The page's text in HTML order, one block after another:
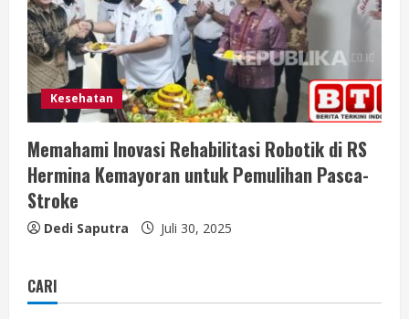
Kesehatan
Memahami Inovasi Rehabilitasi Robotik di RS
Hermina Kemayoran untuk Pemulihan Pasca-
Stroke
Dedi Saputra Juli 30, 2025
CARI